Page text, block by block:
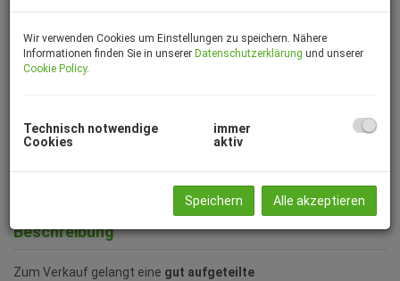
Viruteller Rundgang
Beschreibung
Zum Verkauf gelangt eine gut aufgeteilte
Wir verwenden Cookies um Einstellungen zu speichern. Nähere
Informationen finden Sie in unserer Datenschutzerklärung und unserer
Cookie Policy.
Technisch notwendige
Cookies
immer
aktiv
Speichern Alle akzeptieren